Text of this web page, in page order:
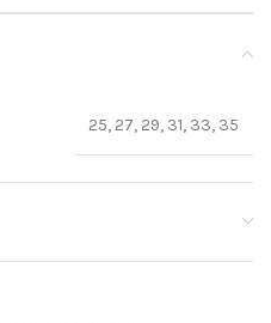
25, 27, 29, 31, 33, 35